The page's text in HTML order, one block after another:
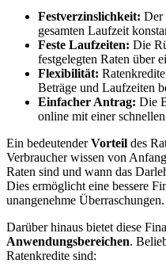
Festverzinslichkeit: Der
gesamten Laufzeit
Feste Laufzeiten: Die
festgelegten Raten über
Flexibilität:
Beträge und Laufzeiten
Einfacher ⁢Antrag: Die
online mit einer
Ein bedeutender‌Vorteil des
Verbraucher wissen⁢ von
Raten sind und wann das
Dies ⁣ermöglicht eine bessere
unangenehme Überraschungen.
Darüber hinaus bietet diese
Anwendungsbereichen.
Ratenkredite⁤ sind: